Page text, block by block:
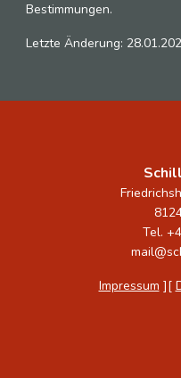
Bestimmungen.
Letzte Änderung:
Tel.
Impressum ][